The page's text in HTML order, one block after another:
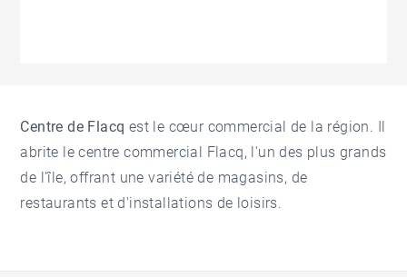
Centre de Flacq est le cœur commercial de la région. Il
abrite le centre commercial Flacq, l'un des plus grands
de l'île, offrant une variété de magasins, de
restaurants et d'installations de loisirs.